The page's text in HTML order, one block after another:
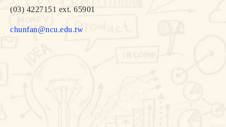
(03) 4227151 ext. 65901
chunfan@ncu.edu.tw